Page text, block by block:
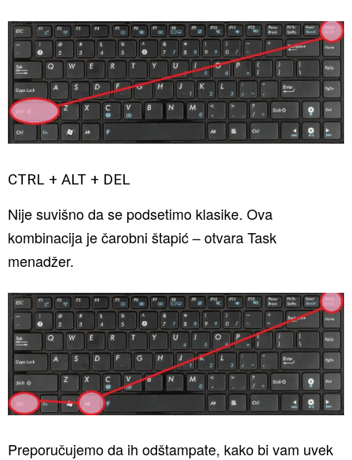
CTRL + ALT + DEL
Nije suvišno da se podsetimo klasike. Ova
kombinacija je čarobni štapić – otvara Task
menadžer.
Preporučujemo da ih odštampate, kako bi vam uvek